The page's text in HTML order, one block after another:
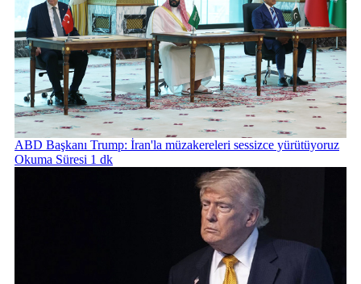
ABD Başkanı Trump: İran'la müzakereleri sessizce yürütüyoruz
Okuma Süresi 1 dk